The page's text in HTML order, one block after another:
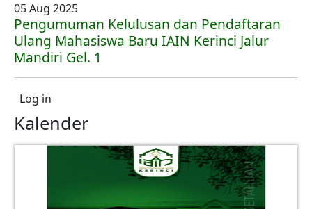
05 Aug 2025
Pengumuman Kelulusan dan Pendaftaran
Ulang Mahasiswa Baru IAIN Kerinci Jalur
Mandiri Gel. 1
User account menu
Log in
Kalender